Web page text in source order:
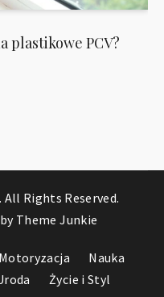
plastikowe PCV?
. All Rights Reserved.
Theme Junkie
Motoryzacja
Nauka
Życie i Styl